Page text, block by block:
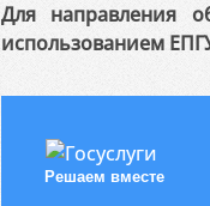
Для направления
использованием
Решаем вместе